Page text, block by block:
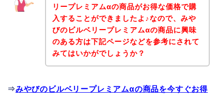
リープレミアムαの商品がお得な価格で購
入することができましたよ♪なので、みや
びのビルベリープレミアムαの商品に興味
のある方は下記ページなどを参考にされて
みてはいかがでしょうか？
⇒みやびのビルベリープレミアムαの商品を今すぐお得